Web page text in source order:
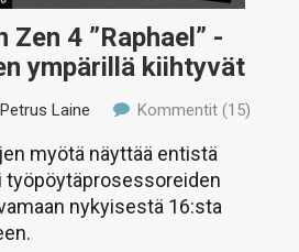
4 ”Raphael” -
ympärillä kiihtyvät
Petrus Laine Kommentit (15)
myötä näyttää entistä
työpöytäprosessoreiden
nykyisestä 16:sta